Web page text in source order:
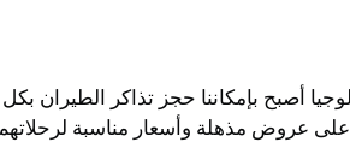
أصبح بإمكاننا حجز تذاكر
على عروض مذهلة وأسعار مناسبة